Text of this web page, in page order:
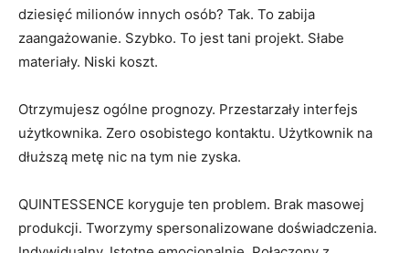
dziesięć milionów innych osób? Tak. To zabija
zaangażowanie. Szybko. To jest tani projekt. Słabe
materiały. Niski koszt.
Otrzymujesz ogólne prognozy. Przestarzały interfejs
użytkownika. Zero osobistego kontaktu. Użytkownik na
dłuższą metę nic na tym nie zyska.
QUINTESSENCE koryguje ten problem. Brak masowej
produkcji. Tworzymy spersonalizowane doświadczenia.